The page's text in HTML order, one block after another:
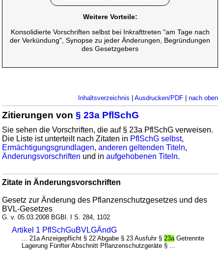
Weitere Vorteile:
Konsolidierte Vorschriften selbst bei Inkrafttreten "am Tage nach
der Verkündung", Synopse zu jeder Änderungen, Begründungen
des Gesetzgebers
Inhaltsverzeichnis Ausdrucken/PDF| nach oben
Zitierungen von§ 23a PflSchG
Sie sehen die Vorschriften, die auf § 23a PflSchG verweisen.
Die Liste ist unterteilt nach Zitaten in PflSchG selbst,
Ermächtigungsgrundlagen,anderen geltenden Titeln,
Änderungsvorschriften und inaufgehobenen Titeln.
Zitate in Änderungsvorschriften
Gesetz zur Änderung des Pflanzenschutzgesetzes und des
BVL-Gesetzes
G. v. 05.03.2008 BGBl. I S. 284, 1102
Artikel 1 PflSchGuBVLGÄndG
... 21a Anzeigepflicht § 22 Abgabe § 23 Ausfuhr §23aGetrennte
Lagerung Fünfter Abschnitt Pflanzenschutzgeräte § ...